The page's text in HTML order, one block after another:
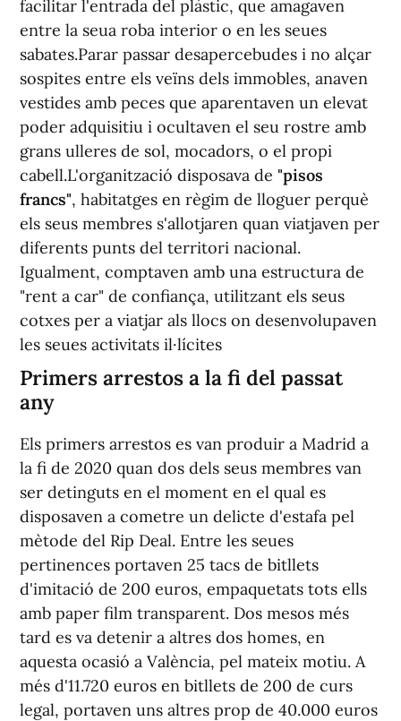
facilitar l'entrada del plàstic, que amagaven
entre la seua roba interior o en les seues
sabates.Parar passar desapercebudes i no alçar
sospites entre els veïns dels immobles, anaven
vestides amb peces que aparentaven un elevat
poder adquisitiu i ocultaven el seu rostre amb
grans ulleres de sol, mocadors, o el propi
cabell.L'organització disposava de "pisos
francs", habitatges en règim de lloguer perquè
els seus membres s'allotjaren quan viatjaven per
diferents punts del territori nacional.
Igualment, comptaven amb una estructura de
"rent a car" de confiança, utilitzant els seus
cotxes per a viatjar als llocs on desenvolupaven
les seues activitats il·lícites
Primers arrestos a la fi del passat
any
Els primers arrestos es van produir a Madrid a
la fi de 2020 quan dos dels seus membres van
ser detinguts en el moment en el qual es
disposaven a cometre un delicte d'estafa pel
mètode del Rip Deal. Entre les seues
pertinences portaven 25 tacs de bitllets
d'imitació de 200 euros, empaquetats tots ells
amb paper film transparent. Dos mesos més
tard es va detenir a altres dos homes, en
aquesta ocasió a València, pel mateix motiu. A
més d'11.720 euros en bitllets de 200 de curs
legal, portaven uns altres prop de 40.000 euros